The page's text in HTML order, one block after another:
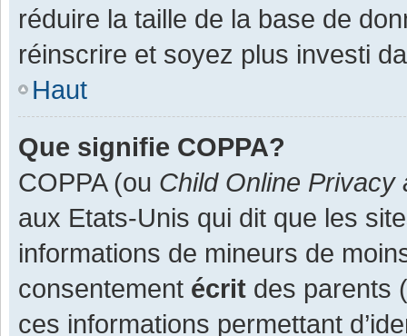
réduire la taille de la base de
réinscrire et soyez plus investi
Haut
Que signifie COPPA?
COPPA (ou Child Online Privacy
aux Etats-Unis qui dit que les
informations de mineurs de
consentement écrit des parents
ces informations permettant